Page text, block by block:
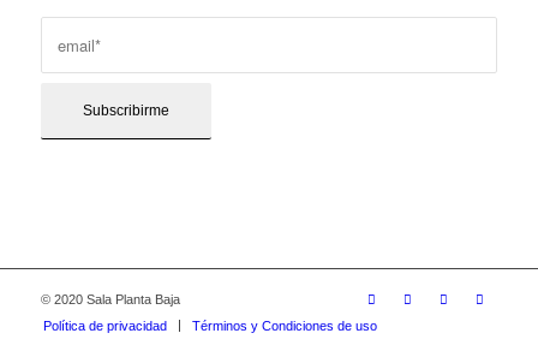
© 2020 Sala Planta Baja
Política de privacidad
Términos y Condiciones de uso